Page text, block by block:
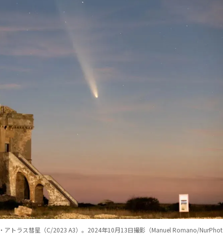
アトラス彗星（C/2023 A3）。2024年10月13日撮影（Manuel Romano/NurPhot